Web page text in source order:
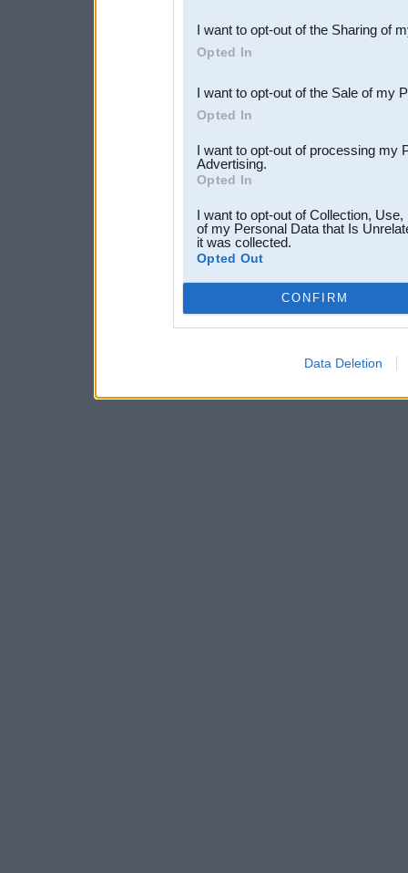
Downstream Participants
third parties.
I want to opt-out of the Sharing of
Opted In
I want to opt-out of the Sale of my
Opted In
I want to opt-out of processing my
Advertising.
Opted In
I want to opt-out of Collection,
of my Personal Data that Is
it was collected.
Opted Out
CONFIRM
Data Deletion